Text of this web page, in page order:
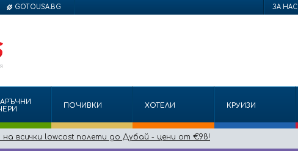
GOTOUSA.BG ЗА НАС
ПОЧИВКИ ХОТЕЛИ КРУИЗИ
на всички lowcost полети до Дубай - цени от €98!